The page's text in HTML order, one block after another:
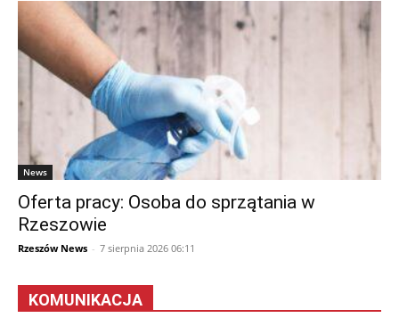
News
Oferta pracy: Osoba do sprzątania w
Rzeszowie
Rzeszów News - 7 sierpnia 2026 06:11
KOMUNIKACJA